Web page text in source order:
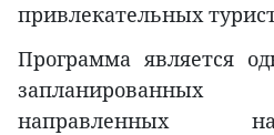
привлекательных
Программа является
направленных